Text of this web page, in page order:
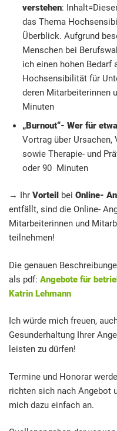
verstehen:
das Thema
Überblick. Aufgrund
Menschen bei
ich einen hohen Bedarf
Hochsensibilität für
deren Mitarbeiterinnen
Minuten
„Burnout“- Wer für
Vortrag über Ursachen,
sowie Therapie- und
oder 90 Minuten
→ Ihr Vorteil bei Online-
entfällt, sind die Online-
Mitarbeiterinnen und
teilnehmen!
Die genauen
als pdf: Angebote für
Katrin Lehmann
Ich würde mich freuen,
Gesunderhaltung Ihrer
leisten zu dürfen!
Termine und Honorar
richten sich nach Angebot
mich dazu einfach an.